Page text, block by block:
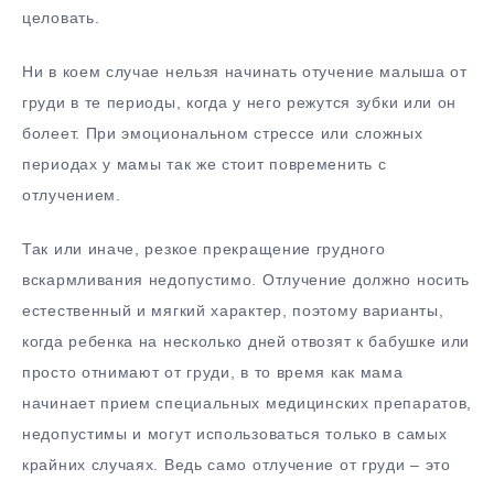
целовать.
Ни в коем случае нельзя начинать отучение малыша от
груди в те периоды, когда у него режутся зубки или он
болеет. При эмоциональном стрессе или сложных
периодах у мамы так же стоит повременить с
отлучением.
Так или иначе, резкое прекращение грудного
вскармливания недопустимо. Отлучение должно носить
естественный и мягкий характер, поэтому варианты,
когда ребенка на несколько дней отвозят к бабушке или
просто отнимают от груди, в то время как мама
начинает прием специальных медицинских препаратов,
недопустимы и могут использоваться только в самых
крайних случаях. Ведь само отлучение от груди – это